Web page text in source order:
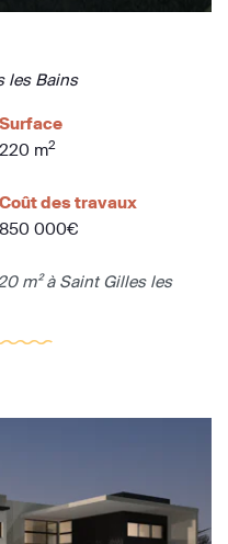
les Bains
Surface
220 m2
Coût des travaux
850 000€
m² à Saint Gilles les